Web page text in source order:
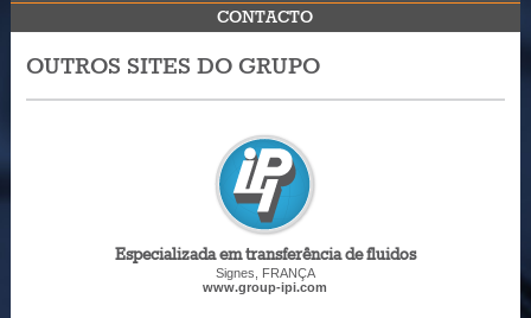
CONTACTO
OUTROS SITES DO GRUPO
Especializada em transferência de fluidos
Signes, FRANÇA
www.group-ipi.com